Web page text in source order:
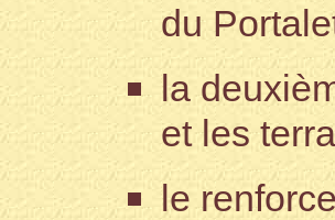
du
la
et les
le